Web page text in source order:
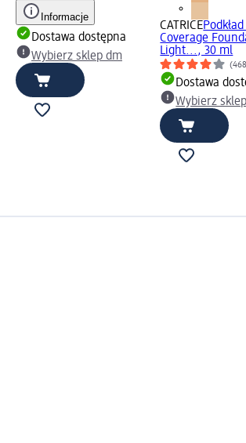
Informacje
Dostawa dostępna
Wybierz sklep dm
CATRICE
Coverage
Light..., 30 ml
Dostawa
Wybierz